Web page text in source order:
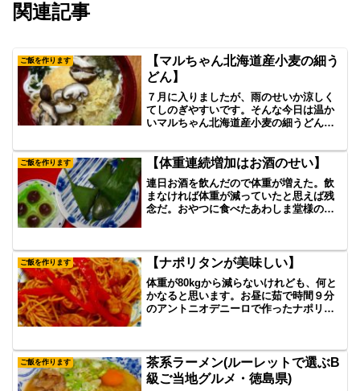
関連記事
ご飯を作ります
【マルちゃん北海道産小麦の細う
どん】
７月に入りましたが、雨のせいか涼しく
てしのぎやすいです。そんな今日は温か
いマルちゃん北海道産小麦の細うどんを
めて使いましたが、しいたけを入れたら
しいたけ出汁も加わって上品な味で美味
しくいただきました。
ご飯を作ります 【体重連続増加はお酒のせい】
連日お酒を飲んだので体重が増えた。飲
まなければ体重が減っていたと思えば残
念だ。おやつに食べたあわしま堂様のく
ご飯を作ります 【ナポリタンが美味しい】
体重が80kgから減らないけれども、何と
かなると思います。お昼に茹で時間９分
のアントニオデニーロで作ったナポリタ
ご飯を作ります
茶系ラーメン(ルーレットで選ぶB
級ご当地グルメ・徳島県)